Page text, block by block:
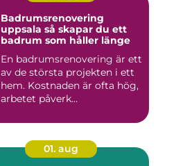
Badrumsrenovering
uppsala så skapar du ett
badrum som håller länge
En badrumsrenovering är ett
av de största projekten i ett
hem. Kostnaden är ofta hög,
arbetet påverk...
01. aug